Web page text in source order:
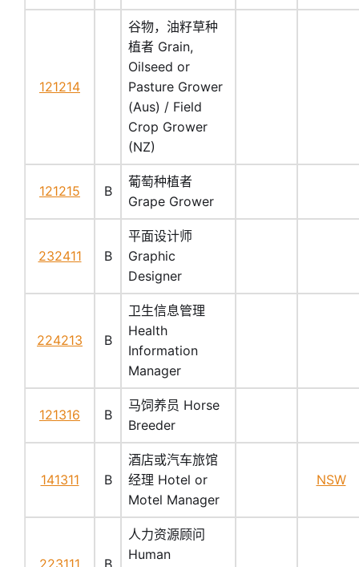
121214
谷物，油籽草种
植者 Grain,
Oilseed or
Pasture Grower
(Aus) / Field
Crop Grower
(NZ)
121215 B
葡萄种植者
Grape Grower
232411 B
平面设计师
Graphic
Designer
224213 B
卫生信息管理
Health
Information
Manager
121316 B
马饲养员 Horse
Breeder
141311 B
酒店或汽车旅馆
经理 Hotel or
Motel Manager
NSW
223111 B
人力资源顾问
Human